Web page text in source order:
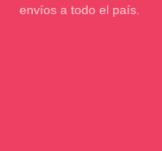
envíos a todo el país.